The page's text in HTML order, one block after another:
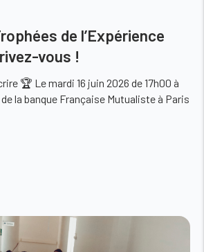
de l’Expérience
vous !
🏆 Le mardi 16 juin 2026 de 17h00 à
la banque Française Mutualiste à Paris